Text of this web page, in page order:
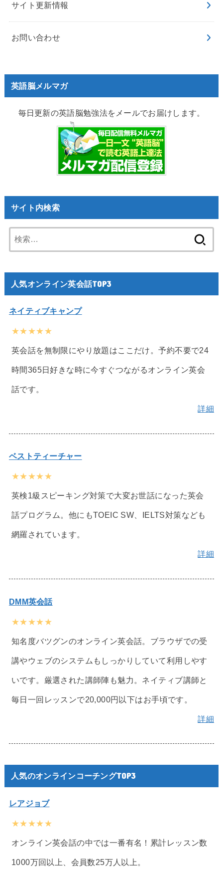
サイト更新情報
お問い合わせ
英語脳メルマガ
毎日更新の英語脳勉強法をメールでお届けします。
サイト内検索
索:
人気オンライン英会話TOP3
ネイティブキャンプ
★★★★★
英会話を無制限にやり放題はここだけ。予約不要で24
時間365日好きな時に今すぐつながるオンライン英会
話です。
詳細
ベストティーチャー
★★★★★
英検1級スピーキング対策で大変お世話になった英会
話プログラム。他にもTOEIC SW、IELTS対策なども
網羅されています。
詳細
DMM英会話
★★★★★
知名度バツグンのオンライン英会話。ブラウザでの受
講やウェブのシステムもしっかりしていて利用しやす
いです。厳選された講師陣も魅力。ネイティブ講師と
毎日一回レッスンで20,000円以下はお手頃です。
詳細
人気のオンラインコーチングTOP3
レアジョブ
★★★★★
オンライン英会話の中では一番有名！累計レッスン数
1000万回以上、会員数25万人以上。